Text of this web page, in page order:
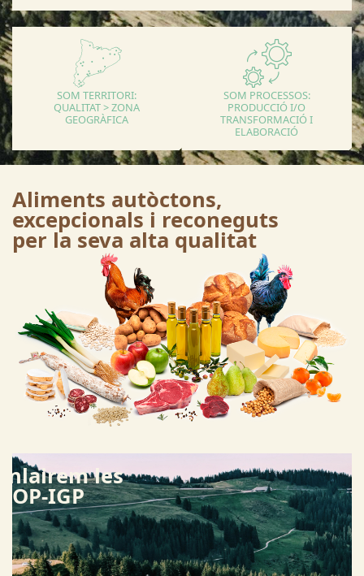
SOM TERRITORI:
QUALITAT > ZONA
GEOGRÀFICA
SOM PROCESSOS:
PRODUCCIÓ I/O
TRANSFORMACIÓ I
ELABORACIÓ
Aliments autòctons,
excepcionals i reconeguts
per la seva alta qualitat
La Federació
Catalana DOP –
IGP torna amb
la campanya
"Tria’ns! Busca